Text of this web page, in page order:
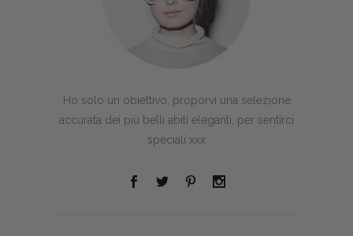
Ho solo un obiettivo, proporvi una selezione
accurata dei più belli abiti eleganti, per sentirci
speciali xxx